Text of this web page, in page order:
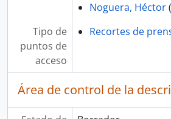
Noguera, Héctor
Tipo de
puntos de
acceso
Recortes de
Área de control de la